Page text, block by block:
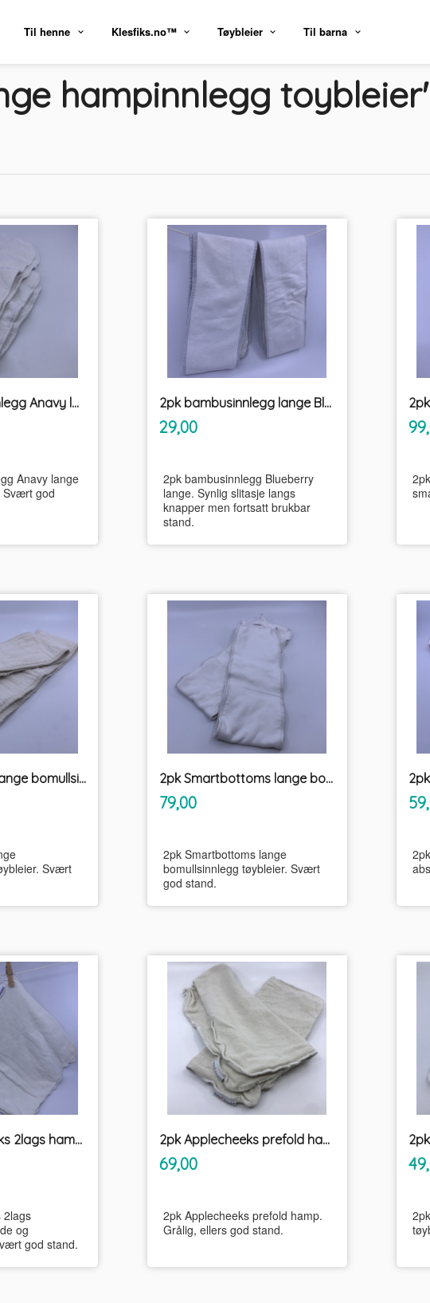
Til henne Klesfiks.no™ Tøybleier Til barna
hampinnlegg
2pk bambusinnlegg Anavy lange innlegg tøybleier
Anavy lange
Svært god
2pk bambusinnlegg lange Blueberry
Pris
29,00mva.
2pk bambusinnlegg Blueberry
lange. Synlig slitasje langs
knapper men fortsatt brukbar
stand.
2pk Blueberry lange bomullsinnlegg tøybleier
Svært
2pk Smartbottoms lange bomullsinnlegg tøybleier
Pris
79,00mva.
2pk Smartbottoms lange
bomullsinnlegg tøybleier. Svært
god stand.
2pk Applecheeks 2lags hampprefold
2lags
og
god stand.
2pk Applecheeks prefold hamp
Pris
69,00mva.
2pk Applecheeks prefold hamp.
Grålig, ellers god stand.